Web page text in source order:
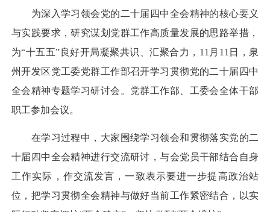
为深入学习领会党的二十届四中全会精神的核心要义
与实践要求，研究谋划党群工作高质量发展的思路举措，
为“十五五”良好开局凝聚共识、汇聚合力，11月11日，泉
州开发区党工委党群工作部召开学习贯彻党的二十届四中
全会精神专题学习研讨会。党群工作部、工委会全体干部
职工参加会议。
在学习过程中，大家围绕学习领会和贯彻落实党的二
十届四中全会精神进行交流研讨，与会党员干部结合自身
工作实际，作交流发言，一致表示要进一步提高政治站
位，把学习贯彻全会精神与做好当前工作紧密结合，以实